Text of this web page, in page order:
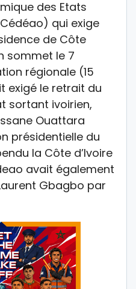
des Etats
qui exige
de Côte
sommet le 7
régionale (15
exigé le retrait du
sortant ivoirien,
Ouattara
présidentielle du
la Côte d’Ivoire
avait également
Gbagbo par